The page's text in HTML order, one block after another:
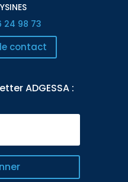
24 98 73
contact
ADGESSA :